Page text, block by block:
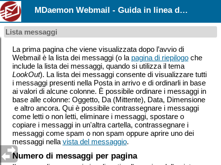
MDaemon Webmail - Guida in linea dell’utente
Lista messaggi
La prima pagina che viene visualizzata dopo l’avvio di
Webmail è la lista dei messaggi (o la pagina di riepilogoche
include la lista dei messaggi, quando si utilizza il tema
LookOut). La lista dei messaggi consente di visualizzare tutti
i messaggi presenti nella Posta in arrivo e di ordinarli in base
ai valori di alcune colonne. È possibile ordinare i messaggi in
base alle colonne: Oggetto, Da (Mittente), Data, Dimensione
e altro ancora. Qui è possibile contrassegnare i messaggi
come letti o non letti, eliminare i messaggi, spostare o
copiare i messaggi in un'altra cartella, contrassegnare i
messaggi come spam o non spam oppure aprire uno dei
messaggi nella vista del messaggio.
Numero di messaggi per pagina